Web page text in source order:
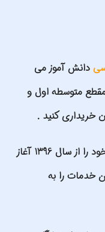
دانش آموز می
مقطع متوسطه اول و
خریداری کنید .
بانک کتاب دانش آموز فعالیت اینترنتی خود را از سال 1396 آغاز
خدمات را به